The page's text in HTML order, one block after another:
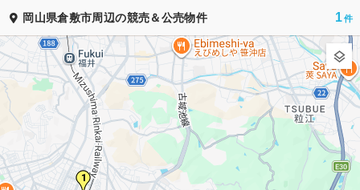
競売公売 1,590物件出品中！
ホーム 地図検索 カレンダー 市区町村
ランキング
ホーム
中国地方 岡山県 倉敷市
岡山県倉敷市周辺の競売＆公売物件 1
1
©競売公売.com